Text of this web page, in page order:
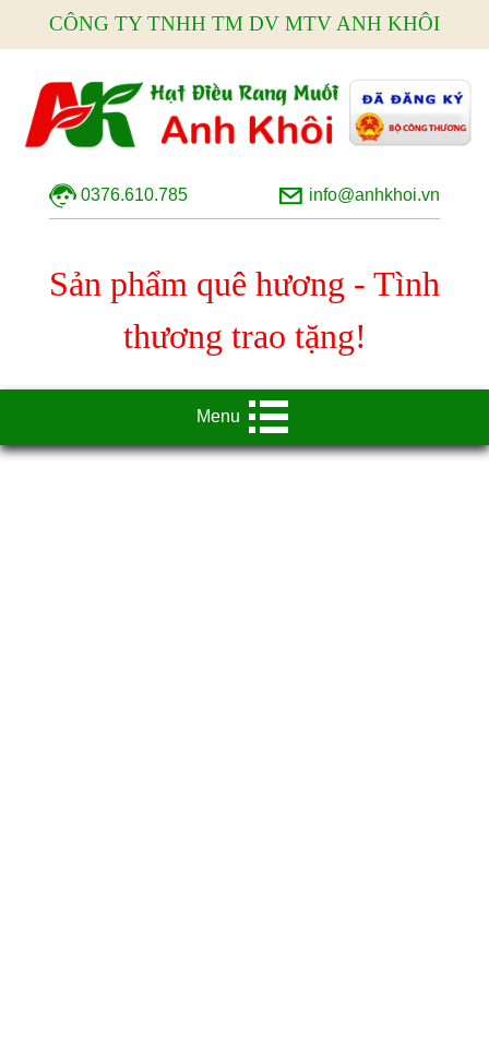
CÔNG TY TNHH TM DV MTV ANH KHÔI
0376.610.785 info@anhkhoi.vn
Sản phẩm quê hương - Tình
thương trao tặng!
Menu